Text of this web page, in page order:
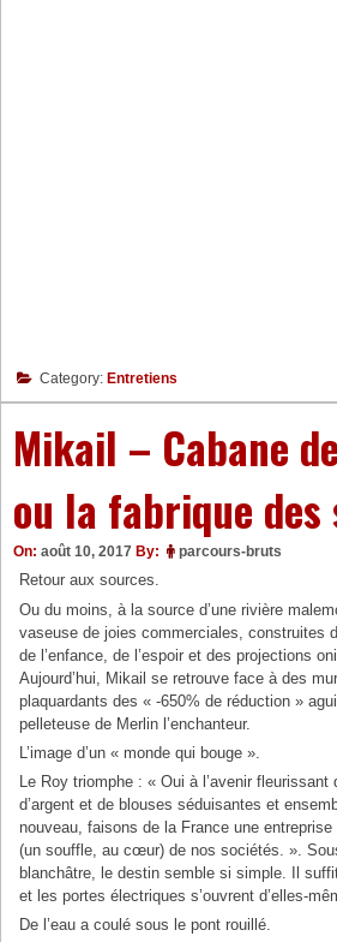
Category: Entretiens
Mikail – Cabane
ou la fabrique des
On: août 10, 2017 By: parcours-bruts
Retour aux sources.
Ou du moins, à la source d’une rivière
vaseuse de joies commerciales, construites
de l’enfance, de l’espoir et des projections
Aujourd’hui, Mikail se retrouve face à des
plaquardants des « -650% de réduction »
pelleteuse de Merlin l’enchanteur.
L’image d’un « monde qui bouge ».
Le Roy triomphe : « Oui à l’avenir fleurissant
d’argent et de blouses séduisantes et
nouveau, faisons de la France une
(un souffle, au cœur) de nos sociétés. ».
blanchâtre, le destin semble si simple. Il
et les portes électriques s’ouvrent d’elles-
De l’eau a coulé sous le pont rouillé.